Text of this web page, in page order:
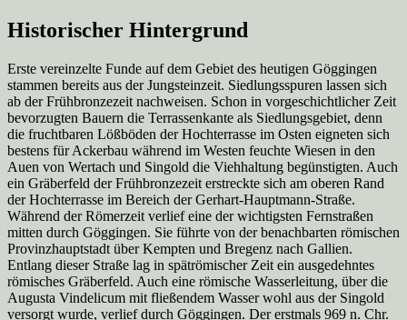
Historischer Hintergrund
Erste vereinzelte Funde auf dem Gebiet des heutigen Göggingen
stammen bereits aus der Jungsteinzeit. Siedlungsspuren lassen sich
ab der Frühbronzezeit nachweisen. Schon in vorgeschichtlicher Zeit
bevorzugten Bauern die Terrassenkante als Siedlungsgebiet, denn
die fruchtbaren Lößböden der Hochterrasse im Osten eigneten sich
bestens für Ackerbau während im Westen feuchte Wiesen in den
Auen von Wertach und Singold die Viehhaltung begünstigten. Auch
ein Gräberfeld der Frühbronzezeit erstreckte sich am oberen Rand
der Hochterrasse im Bereich der Gerhart-Hauptmann-Straße.
Während der Römerzeit verlief eine der wichtigsten Fernstraßen
mitten durch Göggingen. Sie führte von der benachbarten römischen
Provinzhauptstadt über Kempten und Bregenz nach Gallien.
Entlang dieser Straße lag in spätrömischer Zeit ein ausgedehntes
römisches Gräberfeld. Auch eine römische Wasserleitung, über die
Augusta Vindelicum mit fließendem Wasser wohl aus der Singold
versorgt wurde, verlief durch Göggingen. Der erstmals 969 n. Chr.